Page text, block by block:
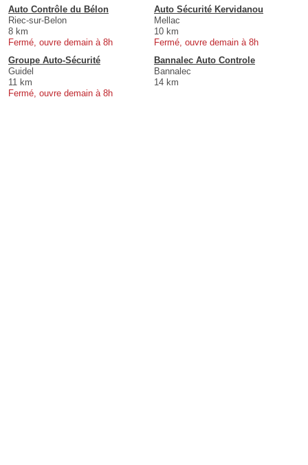
Auto Contrôle du Bélon
Riec-sur-Belon
8 km
Fermé, ouvre demain à 8h
Auto Sécurité Kervidanou
Mellac
10 km
Fermé, ouvre demain à 8h
Groupe Auto-Sécurité
Guidel
11 km
Fermé, ouvre demain à 8h
Bannalec Auto Controle
Bannalec
14 km